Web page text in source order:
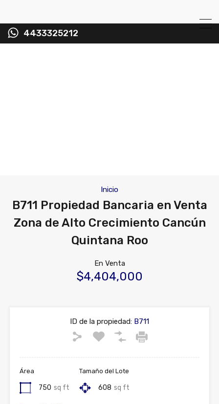
4433325212
Inicio
B711 Propiedad Bancaria en Venta
Zona de Alto Crecimiento Cancún
Quintana Roo
En Venta
$4,404,000
ID de la propiedad: B711
Área
750 sq ft
Tamaño del Lote
608 sq ft